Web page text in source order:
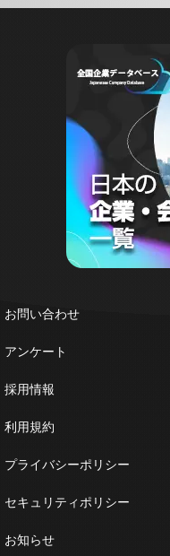
お問い合わせ
アンケート
採用情報
利用規約
プライバシーポリシー
セキュリティポリシー
お知らせ